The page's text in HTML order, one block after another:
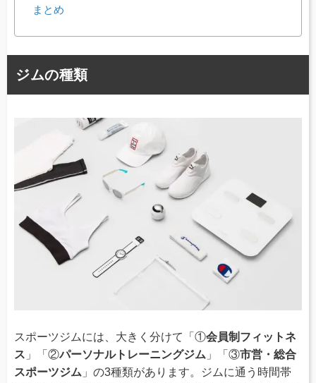
まとめ
ジムの種類
スポーツジムには、大きく分けて「①会員制フィットネ
ス 」「②パーソナルトレーニングジム 」「③市営・総合
スポーツジム 」の3種類があります。ジムに通う時間帯